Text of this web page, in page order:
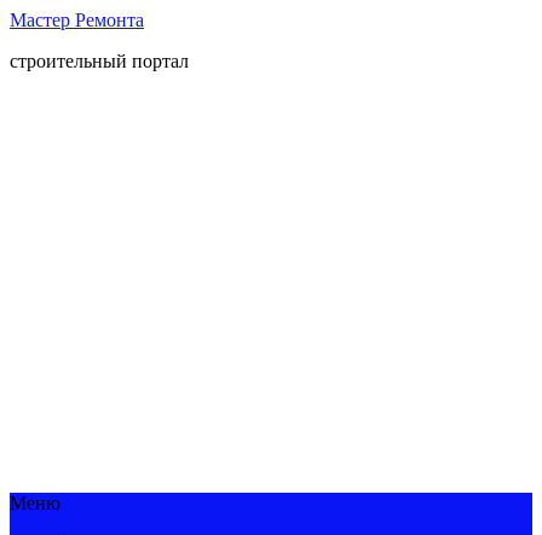
Мастер Ремонта
строительный портал
Меню